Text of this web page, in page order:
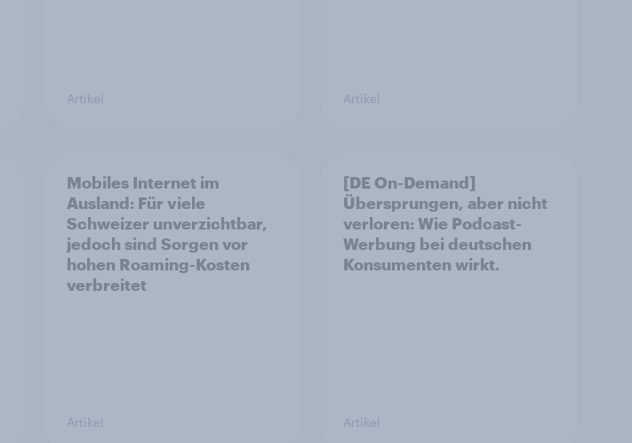
Artikel Artikel
Mobiles Internet im
Ausland: Für viele
Schweizer unverzichtbar,
jedoch sind Sorgen vor
hohen Roaming-Kosten
verbreitet
Artikel
[DE On-Demand]
Übersprungen, aber nicht
verloren: Wie Podcast-
Werbung bei deutschen
Konsumenten wirkt.
Artikel